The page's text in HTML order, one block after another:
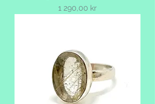
Pris
1 290,00 kr